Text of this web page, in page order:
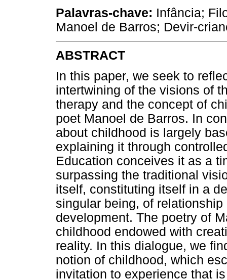
Palavras-chave: Infância;
Manoel de Barros; Devir-
ABSTRACT
In this paper, we seek to
intertwining of the visions of
therapy and the concept of
poet Manoel de Barros. In
about childhood is largely
explaining it through
Education conceives it as a
surpassing the traditional
itself, constituting itself in a
singular being, of
development. The poetry of
childhood endowed with
reality. In this dialogue, we
notion of childhood, which
invitation to experience that